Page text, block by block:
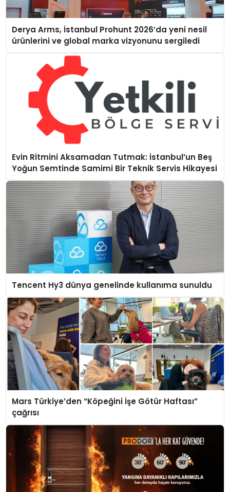
Derya Arms, İstanbul Prohunt 2026’da yeni nesil
ürünlerini ve global marka vizyonunu sergiledi
Evin Ritmini Aksamadan Tutmak: İstanbul’un Beş
Yoğun Semtinde Samimi Bir Teknik Servis Hikayesi
Tencent Hy3 dünya genelinde kullanıma sunuldu
Mars Türkiye’den “Köpeğini İşe Götür Haftası”
çağrısı